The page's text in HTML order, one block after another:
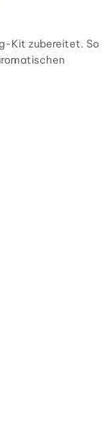
Kit zubereitet. So